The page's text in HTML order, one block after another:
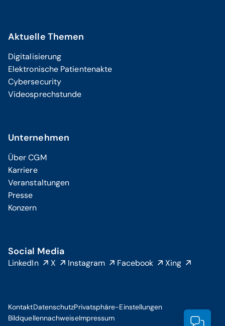
Aktuelle Themen
Digitalisierung
Elektronische Patientenakte
Cybersecurity
Videosprechstunde
Unternehmen
Über CGM
Karriere
Veranstaltungen
Presse
Konzern
Social Media
LinkedIn X Instagram Facebook Xing
KontaktDatenschutzPrivatsphäre-Einstellungen
BildquellennachweiseImpressum